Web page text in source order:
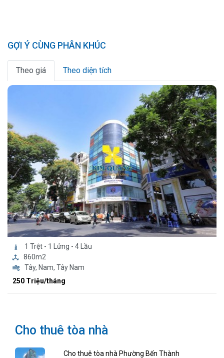
GỢI Ý CÙNG PHÂN KHÚC
Theo giá Theo diện tích
1 Trệt - 1 Lửng - 4 Lầu
860m2
Tây, Nam, Tây Nam
250 Triệu/tháng
Cho thuê tòa nhà
Cho thuê tòa nhà Phường Bến Thành